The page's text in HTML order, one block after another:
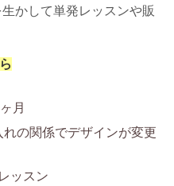
かして単発レッスンや販
月
の関係でデザインが変更
ッスン